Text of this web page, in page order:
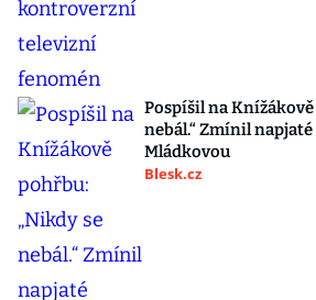
Pospíšil na
nebál.“ Zmínil
Mládkovou
Blesk.cz